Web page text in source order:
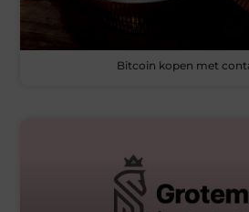
Bitcoin kopen met